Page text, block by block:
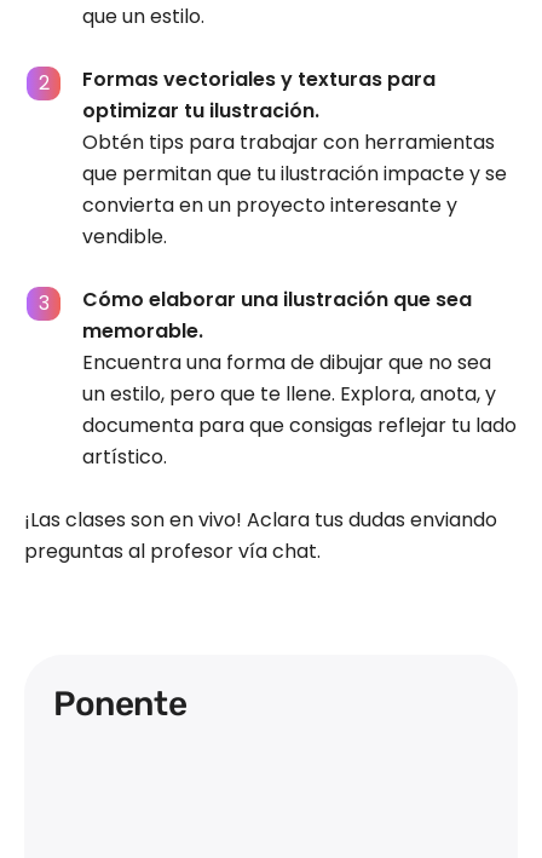
que un estilo.
Formas vectoriales y texturas para
optimizar tu ilustración.
Obtén tips para trabajar con herramientas
que permitan que tu ilustración impacte y se
convierta en un proyecto interesante y
vendible.
Cómo elaborar una ilustración que sea
memorable.
Encuentra una forma de dibujar que no sea
un estilo, pero que te llene. Explora, anota, y
documenta para que consigas reflejar tu lado
artístico.
¡Las clases son en vivo! Aclara tus dudas enviando
preguntas al profesor vía chat.
Ponente